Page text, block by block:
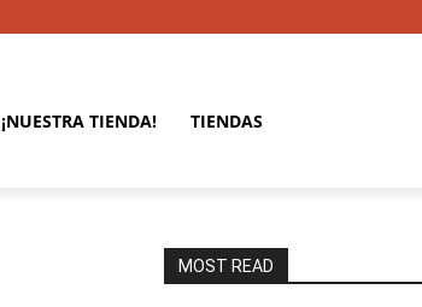
¡NUESTRA TIENDA! TIENDAS
MOST READ